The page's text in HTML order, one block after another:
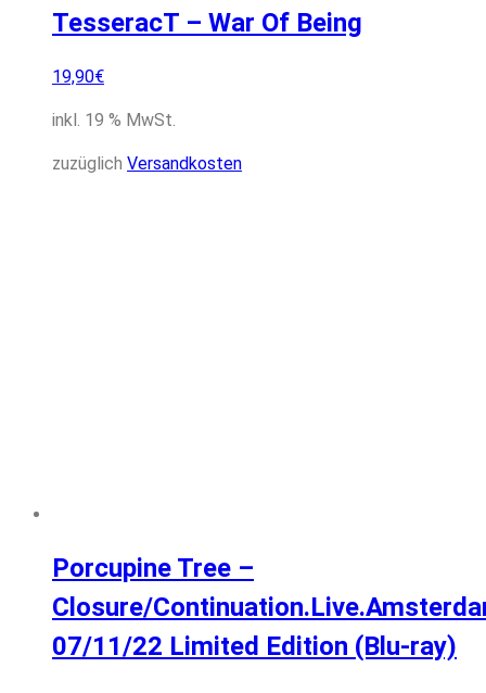
TesseracT – War Of Being
19,90€
inkl. 19 % MwSt.
zuzüglich Versandkosten
Porcupine Tree –
Closure/
07/11/22 Limited Edition (Blu-ray)